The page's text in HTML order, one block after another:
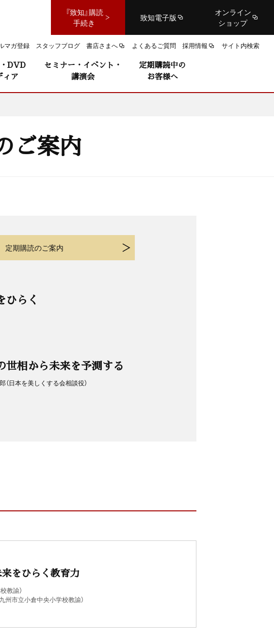
『致知』購読
手続き
致知電子版
オンライン
ショップ
マガ登録 スタッフブログ 書店さまへ よくあるご質問 採用情報 サイト内検索
DVD
ィア
セミナー・イベント・
講演会
定期購読中の
お客様へ
ご案内
定期購読のご案内
ひらく
世相から未来を予測する
（日本を美しくする会相談役）
をひらく教育力
教諭）
州市立小倉中央小学校教諭）